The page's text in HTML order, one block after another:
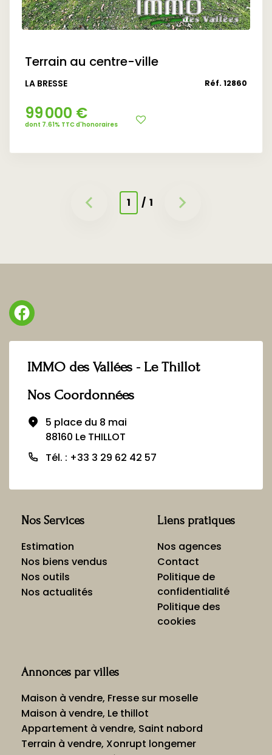
Terrain au centre-ville
LA BRESSE Réf. 12860
99 000 €
dont 7.61% TTC d'honoraires
1 / 1
IMMO des Vallées - Le Thillot
Nos Coordonnées
5 place du 8 mai
88160 Le THILLOT
Tél. : +33 3 29 62 42 57
Nos Services
Estimation
Nos biens vendus
Nos outils
Nos actualités
Liens pratiques
Nos agences
Contact
Politique de
confidentialité
Politique des
cookies
Annonces par villes
Maison à vendre, Fresse sur moselle
Maison à vendre, Le thillot
Appartement à vendre, Saint nabord
Terrain à vendre, Xonrupt longemer